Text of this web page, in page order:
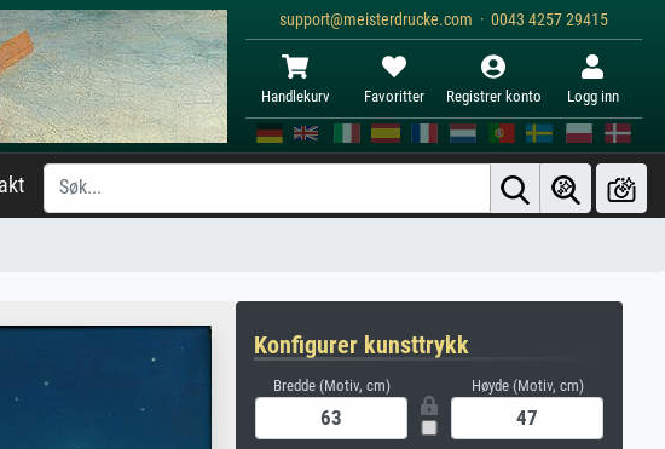
support@meisterdrucke.com · 0043 4257 29415
Handlekurv Favoritter Registrer konto Logg inn
Konfigurer kunsttrykk
Bredde (Motiv, cm) Høyde (Motiv, cm)